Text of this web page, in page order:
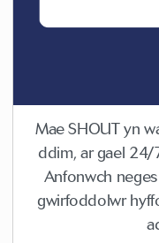
Mae SHOUT yn
ddim, ar gael 24/
Anfonwch
gwirfoddolwr